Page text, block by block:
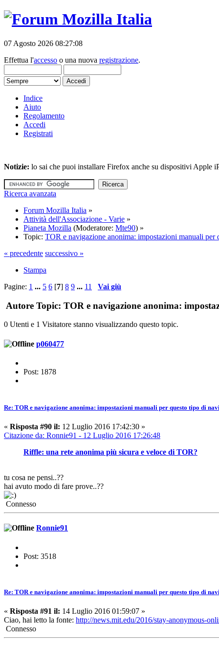
07 Agosto 2026 08:27:08
Effettua l'accesso o una nuova registrazione.
Indice
Aiuto
Regolamento
Accedi
Registrati
Notizie: lo sai che puoi installare Firefox anche su dispositivi Apple
Ricerca avanzata
Forum Mozilla Italia »
Attività dell'Associazione - Varie »
Pianeta Mozilla (Moderatore: Mte90) »
Topic: TOR e navigazione anonima: impostazioni manuali per
« precedente successivo »
Stampa
Pagine: 1 ... 5 6 [7] 8 9 ... 11 Vai giù
Autore Topic: TOR e navigazione anonima:
0 Utenti e 1 Visitatore stanno visualizzando questo topic.
p060477
Post: 1878
Re: TOR e navigazione anonima: impostazioni manuali per questo tipo di
« Risposta #90 il: 12 Luglio 2016 17:42:30 »
Citazione da: Ronnie91 - 12 Luglio 2016 17:26:48
Riffle: una rete anonima più sicura e veloce di TOR?
tu cosa ne pensi..??
hai avuto modo di fare prove..??
Connesso
Ronnie91
Post: 3518
Re: TOR e navigazione anonima: impostazioni manuali per questo tipo di
« Risposta #91 il: 14 Luglio 2016 01:59:07 »
Ciao, hai letto la fonte: http://news.mit.edu/2016/stay-anonymous-
Connesso